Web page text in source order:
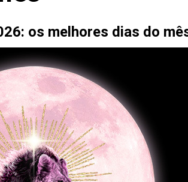
os melhores dias do